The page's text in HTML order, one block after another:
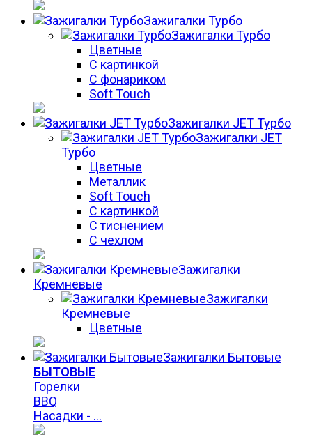
Зажигалки Турбо
Зажигалки Турбо
Цветные
С картинкой
С фонариком
Soft Touch
Зажигалки JET Турбо
Зажигалки JET
Турбо
Цветные
Металлик
Soft Touch
С картинкой
С тиснением
С чехлом
Зажигалки
Кремневые
Зажигалки
Кремневые
Цветные
Зажигалки Бытовые
БЫТОВЫЕ
Горелки
BBQ
Насадки - ...